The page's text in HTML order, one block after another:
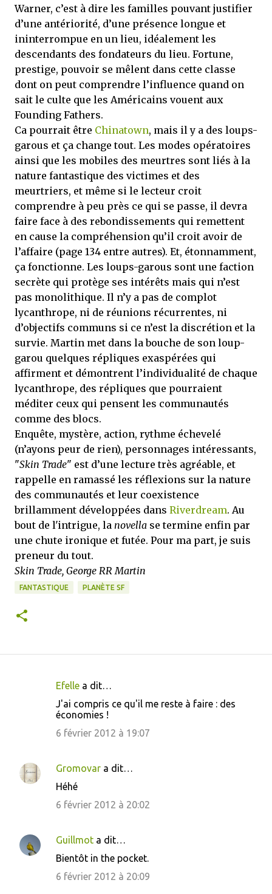
Warner, c’est à dire les familles pouvant justifier
d’une antériorité, d’une présence longue et
ininterrompue en un lieu, idéalement les
descendants des fondateurs du lieu. Fortune,
prestige, pouvoir se mêlent dans cette classe
dont on peut comprendre l’influence quand on
sait le culte que les Américains vouent aux
Founding Fathers.
Ca pourrait être Chinatown, mais il y a des loups-
garous et ça change tout. Les modes opératoires
ainsi que les mobiles des meurtres sont liés à la
nature fantastique des victimes et des
meurtriers, et même si le lecteur croit
comprendre à peu près ce qui se passe, il devra
faire face à des rebondissements qui remettent
en cause la compréhension qu’il croit avoir de
l’affaire (page 134 entre autres). Et, étonnamment,
ça fonctionne. Les loups-garous sont une faction
secrète qui protège ses intérêts mais qui n’est
pas monolithique. Il n’y a pas de complot
lycanthrope, ni de réunions récurrentes, ni
d’objectifs communs si ce n’est la discrétion et la
survie. Martin met dans la bouche de son loup-
garou quelques répliques exaspérées qui
affirment et démontrent l’individualité de chaque
lycanthrope, des répliques que pourraient
méditer ceux qui pensent les communautés
comme des blocs.
Enquête, mystère, action, rythme échevelé
(n’ayons peur de rien), personnages intéressants,
"Skin Trade" est d’une lecture très agréable, et
rappelle en ramassé les réflexions sur la nature
des communautés et leur coexistence
brillamment développées dans Riverdream. Au
bout de l'intrigue, la novella se termine enfin par
une chute ironique et futée. Pour ma part, je suis
preneur du tout.
Skin Trade, George RR Martin
FANTASTIQUE PLANÈTE SF
e
n
r
Efelle a dit…
J'ai compris ce qu'il me reste à faire : des
économies !
6 février 2012 à 19:07
Gromovar a dit…
Héhé
6 février 2012 à 20:02
Guillmot a dit…
Bientôt in the pocket.
6 février 2012 à 20:09